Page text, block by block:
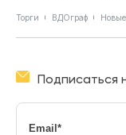
Торги ВДОграф Новые
Подписаться
Email *